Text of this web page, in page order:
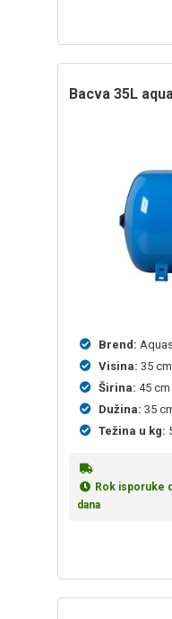
bacva 35L
Brend:
Visina: 35 cm
Širina: 45 cm
Dužina: 35
Težina u kg:
Rok isporuke
dana